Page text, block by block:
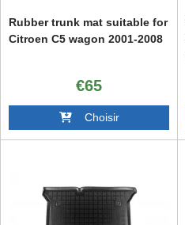
Rubber trunk mat suitable for
Citroen C5 wagon 2001-2008
€65
Choisir